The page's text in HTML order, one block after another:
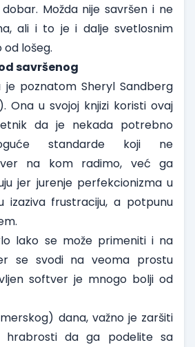
Možda nije savršen i ne
ali i to je i dalje svetlosnim
lošeg.
savršenog
je poznatom Sheryl Sandberg
Ona u svojoj knjizi koristi ovaj
da je nekada potrebno
standarde koji ne
na kom radimo, već ga
jer jurenje perfekcionizma u
izaziva frustraciju, a potpunu
lako se može primeniti i na
se svodi na veoma prostu
softver je mnogo bolji od
dana, važno je zaršiti
hrabrosti da ga podelite sa